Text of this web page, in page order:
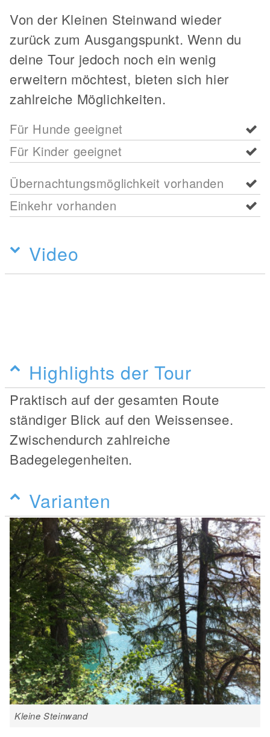
Von der Kleinen Steinwand wieder
zurück zum Ausgangspunkt. Wenn du
deine Tour jedoch noch ein wenig
erweitern möchtest, bieten sich hier
zahlreiche Möglichkeiten.
Für Hunde geeignet
Für Kinder geeignet
Übernachtungsmöglichkeit vorhanden
Einkehr vorhanden
Video
Highlights der Tour
Praktisch auf der gesamten Route
ständiger Blick auf den Weissensee.
Zwischendurch zahlreiche
Badegelegenheiten.
Varianten
Kleine Steinwand